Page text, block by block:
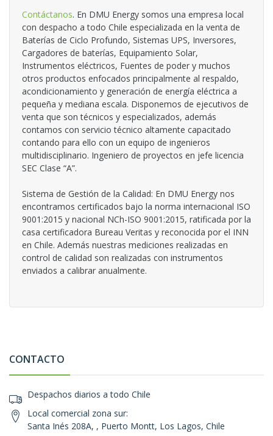
Contáctanos. En DMU Energy somos una empresa local
con despacho a todo Chile especializada en la venta de
Baterías de Ciclo Profundo, Sistemas UPS, Inversores,
Cargadores de baterías, Equipamiento Solar,
Instrumentos eléctricos, Fuentes de poder y muchos
otros productos enfocados principalmente al respaldo,
acondicionamiento y generación de energía eléctrica a
pequeña y mediana escala. Disponemos de ejecutivos de
venta que son técnicos y especializados, además
contamos con servicio técnico altamente capacitado
contando para ello con un equipo de ingenieros
multidisciplinario. Ingeniero de proyectos en jefe licencia
SEC Clase “A”.
Sistema de Gestión de la Calidad: En DMU Energy nos
encontramos certificados bajo la norma internacional ISO
9001:2015 y nacional NCh-ISO 9001:2015, ratificada por la
casa certificadora Bureau Veritas y reconocida por el INN
en Chile. Además nuestras mediciones realizadas en
control de calidad son realizadas con instrumentos
enviados a calibrar anualmente.
CONTACTO
Despachos diarios a todo Chile
Local comercial zona sur:
Santa Inés 208A, , Puerto Montt, Los Lagos, Chile